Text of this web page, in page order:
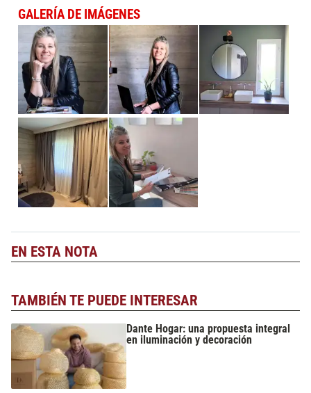
GALERÍA DE IMÁGENES
EN ESTA NOTA
TAMBIÉN TE PUEDE INTERESAR
Dante Hogar: una propuesta integral
en iluminación y decoración